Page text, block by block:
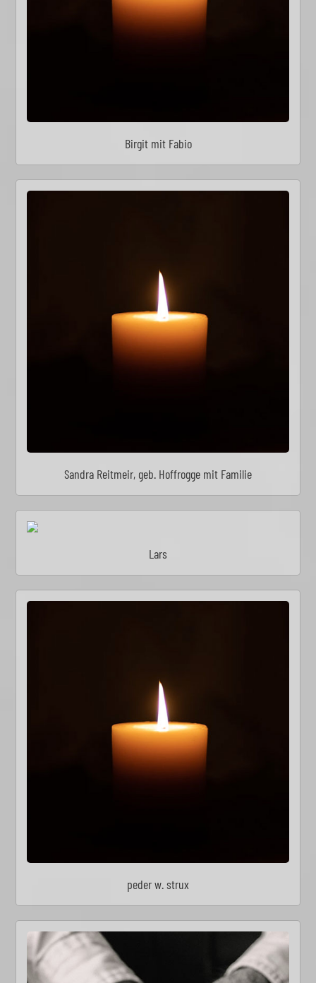
Birgit mit Fabio
Sandra Reitmeir, geb. Hoffrogge mit Familie
Lars
peder w. strux